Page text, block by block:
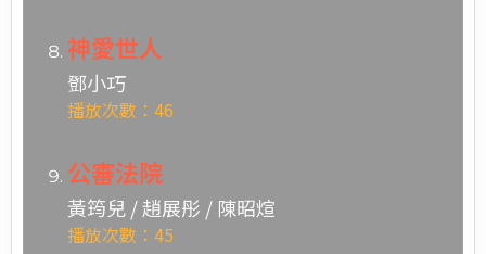
神愛世人
鄧小巧
播放次數：46
公審法院
黃筠兒 / 趙展彤 / 陳昭煊
播放次數：45